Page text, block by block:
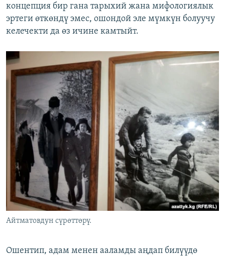
концепция бир гана тарыхий жана мифологиялык
эртеги өткөндү эмес, ошондой эле мүмкүн болуучу
келечекти да өз ичине камтыйт.
Айтматовдун сүрөттөрү.
Ошентип, адам менен ааламды аңдап билүүдө